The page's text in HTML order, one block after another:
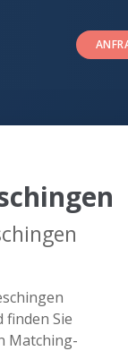
finden Sie
Matching-